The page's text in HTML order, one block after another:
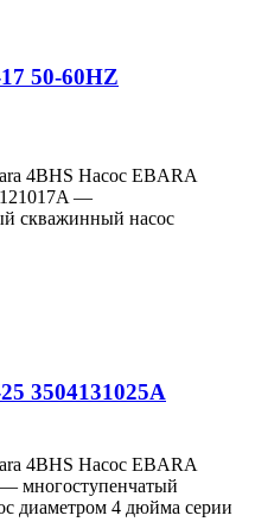
50-60HZ
4BHS Насос EBARA
—
скважинный насос
3504131025A
4BHS Насос EBARA
многоступенчатый
диаметром 4 дюйма серии